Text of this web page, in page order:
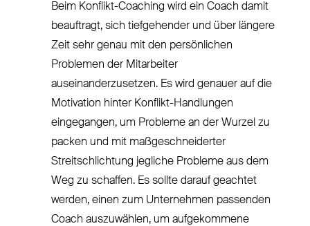
Beim Konflikt-Coaching wird ein Coach damit
beauftragt, sich tiefgehender und über längere
Zeit sehr genau mit den persönlichen
Problemen der Mitarbeiter
auseinanderzusetzen. Es wird genauer auf die
Motivation hinter Konflikt-Handlungen
eingegangen, um Probleme an der Wurzel zu
packen und mit maßgeschneiderter
Streitschlichtung jegliche Probleme aus dem
Weg zu schaffen. Es sollte darauf geachtet
werden, einen zum Unternehmen passenden
Coach auszuwählen, um aufgekommene